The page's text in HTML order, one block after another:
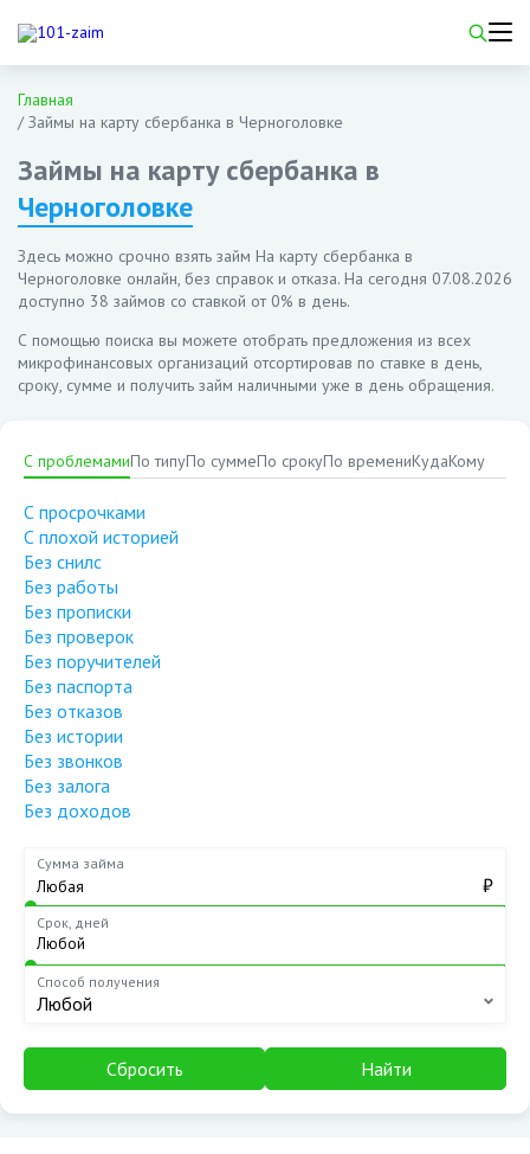
Главная
/Займы на карту сбербанка в Черноголовке
Займы на карту сбербанка в
Черноголовке
Здесь можно срочно взять займ На карту сбербанка в
Черноголовке онлайн, без справок и отказа. На сегодня 07.08.2026
доступно 38 займов со ставкой от 0% в день.
С помощью поиска вы можете отобрать предложения из всех
микрофинансовых организаций отсортировав по ставке в день,
сроку, сумме и получить займ наличными уже в день обращения.
С проблемамиПо типуПо суммеПо срокуПо времениКудаКому
С просрочками
С плохой историей
Без снилс
Без работы
Без прописки
Без проверок
Без поручителей
Без паспорта
Без отказов
Без истории
Без звонков
Без залога
Без доходов
Сумма займа
₽
Срок, дней
Способ получения
Любой
Сбросить Найти